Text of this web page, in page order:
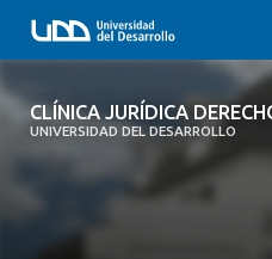
CLÍNICA JURÍDICA
UNIVERSIDAD DEL DESARROLLO
CLÍNICA JURÍDICA